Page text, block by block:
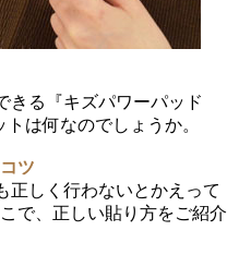
きる『キズパワーパッド
は何なのでしょうか。
ツ
正しく行わないとかえって
で、正しい貼り方をご紹介